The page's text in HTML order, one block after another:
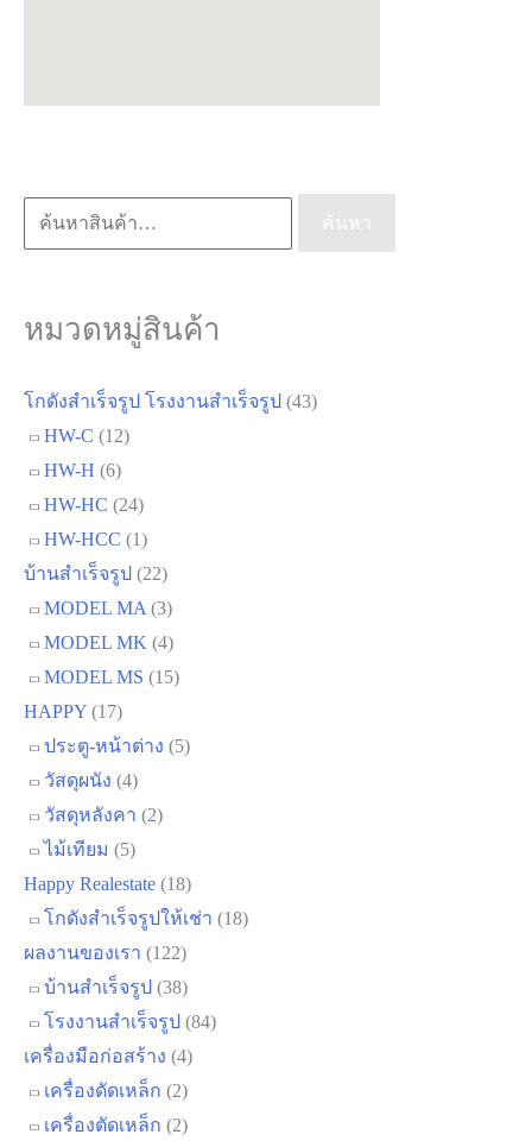
ค้นหา:
ค้นหา
หมวดหมู่สินค้า
โกดังสำเร็จรูป โรงงานสำเร็จรูป (43)
HW-C (12)
HW-H (6)
HW-HC (24)
HW-HCC (1)
บ้านสำเร็จรูป (22)
MODEL MA (3)
MODEL MK (4)
MODEL MS (15)
HAPPY (17)
ประตู-หน้าต่าง (5)
วัสดุผนัง (4)
วัสดุหลังคา (2)
ไม้เทียม (5)
Happy Realestate (18)
โกดังสำเร็จรูปให้เช่า (18)
ผลงานของเรา (122)
บ้านสำเร็จรูป (38)
โรงงานสำเร็จรูป (84)
เครื่องมือก่อสร้าง (4)
เครื่องดัดเหล็ก (2)
เครื่องตัดเหล็ก (2)